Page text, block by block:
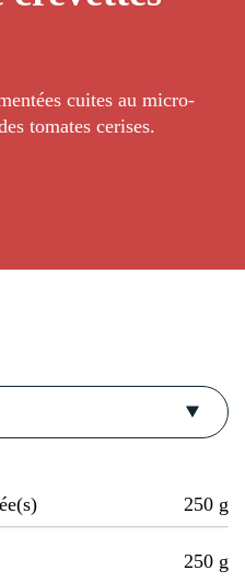
cuites au micro-
tomates cerises.
250 g
250 g